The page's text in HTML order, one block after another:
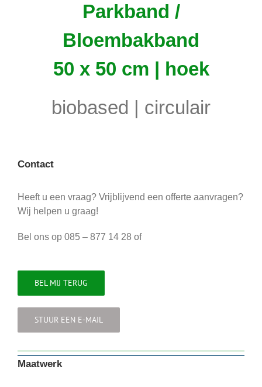
Parkband /
Bloembakband
50 x 50 cm | hoek
biobased | circulair
Contact
Heeft u een vraag? Vrijblijvend een offerte aanvragen?
Wij helpen u graag!
Bel ons op 085 – 877 14 28 of
BEL MIJ TERUG
STUUR EEN E-MAIL
Maatwerk